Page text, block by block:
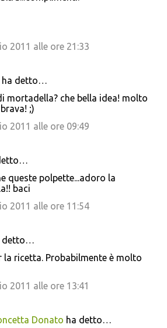
2011 alle ore 21:33
ha detto…
mortadella? che bella idea! molto
;)
2011 alle ore 09:49
queste polpette...adoro la
baci
2011 alle ore 11:54
detto…
la ricetta. Probabilmente è molto
2011 alle ore 13:41
Donato ha detto…